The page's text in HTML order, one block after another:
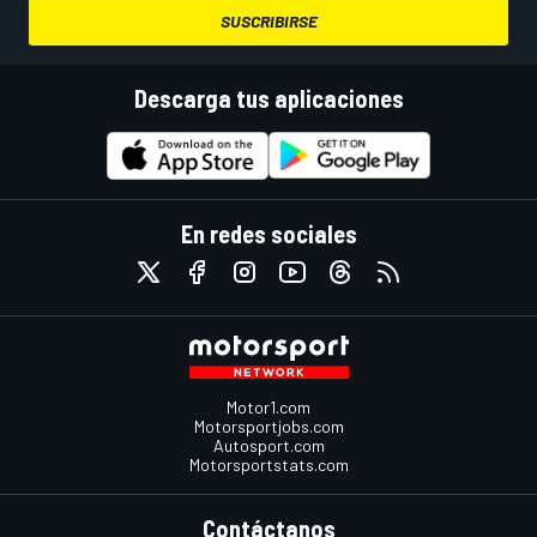
SUSCRIBIRSE
Descarga tus aplicaciones
En redes sociales
Motor1.com
Motorsportjobs.com
Autosport.com
Motorsportstats.com
Contáctanos